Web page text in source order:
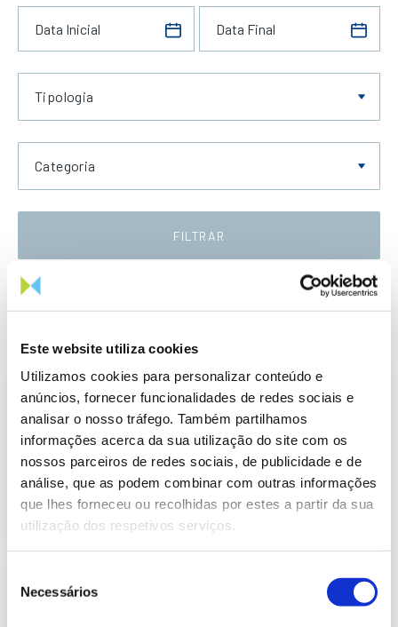
Este website utiliza cookies
Utilizamos cookies para personalizar conteúdo e
anúncios, fornecer funcionalidades de redes sociais e
analisar o nosso tráfego. Também partilhamos
informações acerca da sua utilização do site com os
nossos parceiros de redes sociais, de publicidade e de
análise, que as podem combinar com outras informações
que lhes forneceu ou recolhidas por estes a partir da sua
utilização dos respetivos serviços.
Necessários
Tipologia
Categoria
FILTRAR
Data Crescente
441.37 Kb
Informação Semanal do Sistema
Eletroprodutor da semana 7 de 2021
Publicação com periodicidade semanal, com
informação sobre Eletricidade
2021-02-19 Eletricidade
Eletroprodutor da semana 8 de 2021